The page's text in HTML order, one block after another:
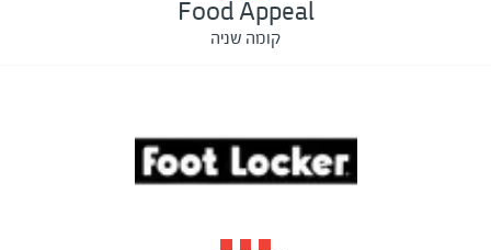
Food Appeal
קומה שניה